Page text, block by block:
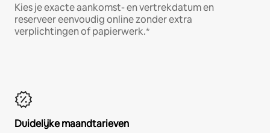
Kies je exacte aankomst- en vertrekdatum en
reserveer eenvoudig online zonder extra
verplichtingen of papierwerk.*
Duidelijke maandtarieven